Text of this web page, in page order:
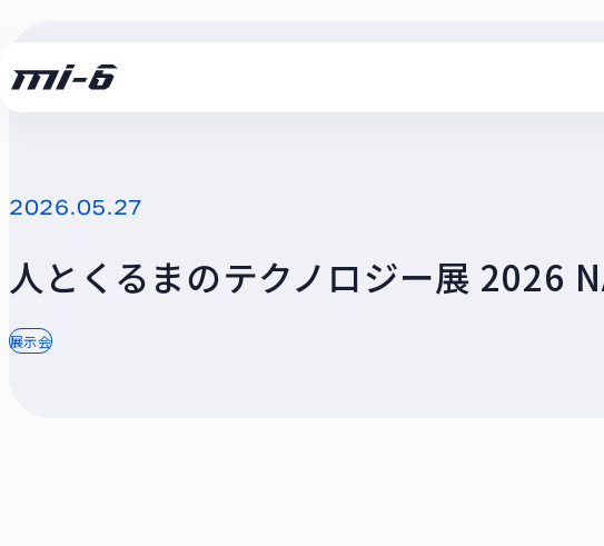
2026.05.27
人とくるまのテクノロジー展 2026
展示会